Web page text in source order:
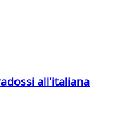
all'italiana